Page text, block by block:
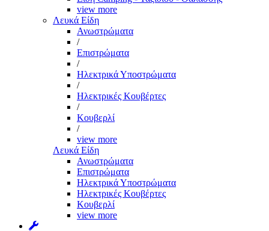
view more
Λευκά Είδη
Ανωστρώματα
/
Επιστρώματα
/
Ηλεκτρικά Υποστρώματα
/
Ηλεκτρικές Κουβέρτες
/
Κουβερλί
/
view more
Λευκά Είδη
Ανωστρώματα
Επιστρώματα
Ηλεκτρικά Υποστρώματα
Ηλεκτρικές Κουβέρτες
Κουβερλί
view more